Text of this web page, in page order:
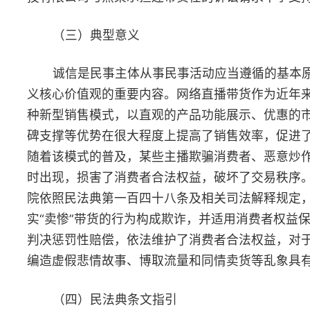
（三）典型意义
百善孝为先，赡养父母既是社会主义核心价值观的内在要求，
是子女的法定义务。该义务不因父母有经济收入、身体状况良好而
除。民法典第一千一百二十五条第一款第三项规定，继承人遗弃被
承人，或者虐待被继承人情节严重的，丧失继承权。本案中，高小
作为家中独子，三十余年对父母未尽任何赡养义务，故法院认定其
为构成遗弃，并判决其丧失继承权。本案裁判有利于引导民事主体
加重视和维系相亲相爱的家庭关系，弘扬孝亲敬老的优良传统和向
向善的家庭美德。
（四）民法典条文指引
第一千一百二十五条 继承人有下列行为之一的，丧失继承权：
（二）为争夺遗产而杀害其他继承人；